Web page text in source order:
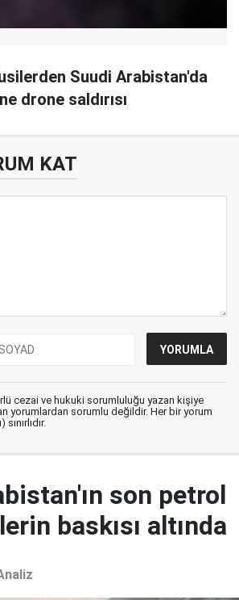
Suudi Arabistan'da
drone saldırısı
KAT
cezai ve hukuki sorumluluğu yazan kişiye
yorumlardan sorumlu değildir. Her bir yorum
son petrol
baskısı altında